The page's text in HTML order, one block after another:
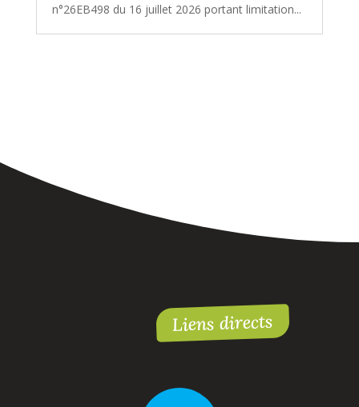
n°26EB498 du 16 juillet 2026 portant limitation...
Liens directs